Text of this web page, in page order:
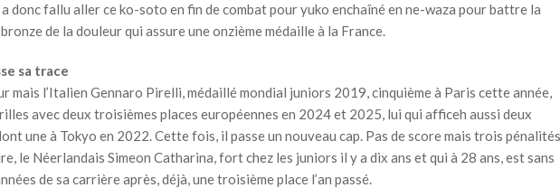
donc fallu aller ce ko-soto en fin de combat pour yuko enchaîné en ne-waza pour battre la
de la douleur qui assure une onzième médaille à la France.
sa trace
mais l’Italien Gennaro Pirelli, médaillé mondial juniors 2019, cinquième à Paris cette année,
avec deux troisièmes places européennes en 2024 et 2025, lui qui afficeh aussi deux
une à Tokyo en 2022. Cette fois, il passe un nouveau cap. Pas de score mais trois pénalités
le Néerlandais Simeon Catharina, fort chez les juniors il y a dix ans et qui à 28 ans, est sans
de sa carrière après, déjà, une troisième place l’an passé.